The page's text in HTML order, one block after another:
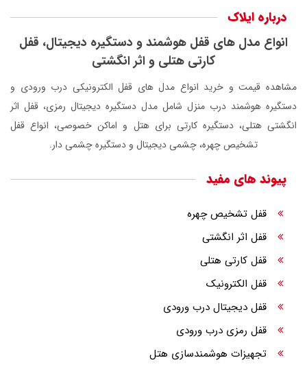
درباره ایلاک
انواع مدل های قفل هوشمند و دستگیره دیجیتال، قفل
کارتی هتلی و اثر انگشتی
مشاهده قیمت و خرید انواع مدل های قفل الکترونیکی درب ورودی و
دستگیره هوشمند درب منزل شامل مدل دستگیره دیجیتال رمزی، قفل اثر
انگشتی هتلی، دستگیره کارتی برای هتل و اماکن خصوصی، انواع قفل
تشخیص چهره، چشمی دیجیتال و دستگیره چشمی دار.
پیوند های مفید
قفل تشخیص چهره
قفل اثر انگشتی
قفل کارتی هتلی
قفل الکترونیک
قفل دیجیتال درب ورودی
قفل رمزی درب ورودی
تجهیزات هوشمندسازی هتل